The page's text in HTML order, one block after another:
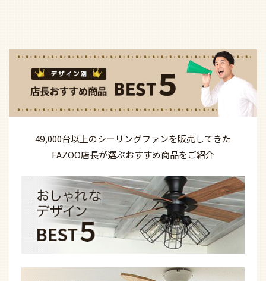
49,000台以上のシーリングファンを販売してきた
FAZOO店長が選ぶおすすめ商品をご紹介